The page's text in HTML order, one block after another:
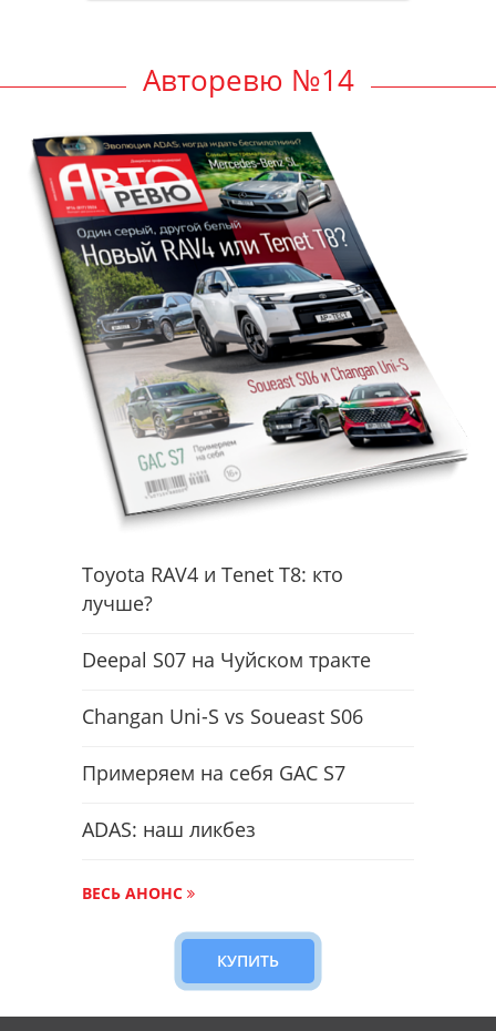
Авторевю №14
Toyota RAV4 и Tenet T8: кто
лучше?
Deepal S07 на Чуйском тракте
Changan Uni-S vs Soueast S06
Примеряем на себя GAC S7
ADAS: наш ликбез
ВЕСЬ АНОНС
КУПИТЬ